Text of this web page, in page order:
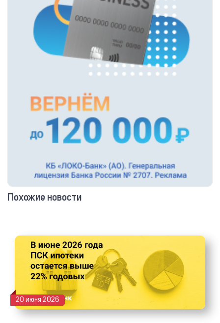
Похожие новости
20 июня 2026